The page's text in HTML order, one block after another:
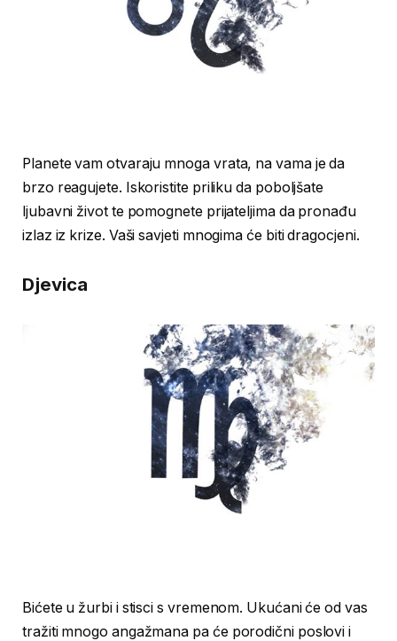
Planete vam otvaraju mnoga vrata, na vama je da
brzo reagujete. Iskoristite priliku da poboljšate
ljubavni život te pomognete prijateljima da pronađu
izlaz iz krize. Vaši savjeti mnogima će biti dragocjeni.
Djevica
Bićete u žurbi i stisci s vremenom. Ukućani će od vas
tražiti mnogo angažmana pa će porodični poslovi i